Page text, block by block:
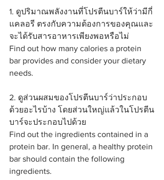
1. ดูปริมาณพลังงานที่โปรตีนบาร์ให้ว่ามีกี่
แคลอรี ตรงกับความต้องการของคุณและ
จะได้รับสารอาหารเพียงพอหรือไม่
Find out how many calories a protein
bar provides and consider your dietary
needs.
2. ดูส่วนผสมของโปรตีนบาร์ว่าประกอบ
ด้วยอะไรบ้าง โดยส่วนใหญ่แล้วในโปรตีน
บาร์จะประกอบไปด้วย
Find out the ingredients contained in a
protein bar. In general, a healthy protein
bar should contain the following
ingredients.